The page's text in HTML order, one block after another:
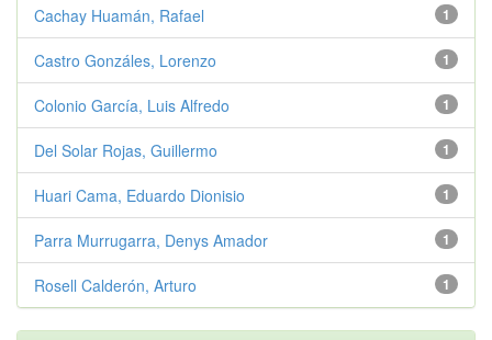
1
Cachay Huamán, Rafael
1
Castro Gonzáles, Lorenzo
1
Colonio García, Luis Alfredo
1
Del Solar Rojas, Guillermo
1
Huari Cama, Eduardo Dionisio
1
Parra Murrugarra, Denys Amador
1
Rosell Calderón, Arturo